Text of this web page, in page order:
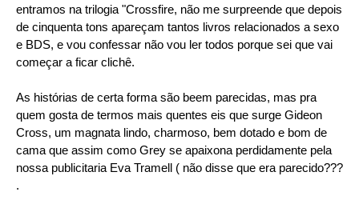
entramos na trilogia "Crossfire, não me surpreende que depois
de cinquenta tons apareçam tantos livros relacionados a sexo
e BDS, e vou confessar não vou ler todos porque sei que vai
começar a ficar clichê.
As histórias de certa forma são beem parecidas, mas pra
quem gosta de termos mais quentes eis que surge Gideon
Cross, um magnata lindo, charmoso, bem dotado e bom de
cama que assim como Grey se apaixona perdidamente pela
nossa publicitaria Eva Tramell ( não disse que era parecido???
.